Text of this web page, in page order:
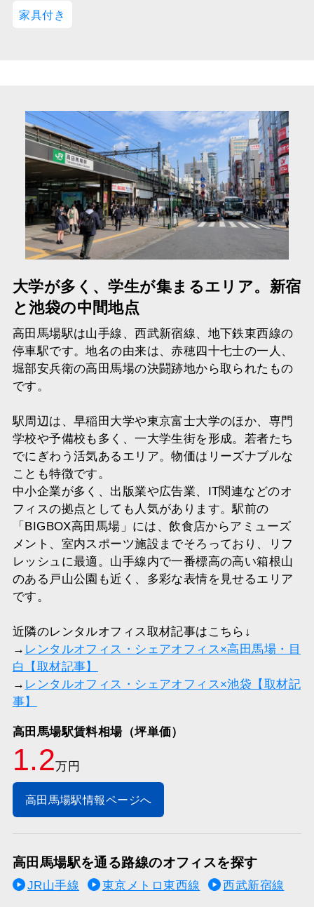
家具付き
大学が多く、学生が集まるエリア。新宿
と池袋の中間地点
高田馬場駅は山手線、西武新宿線、地下鉄東西線の
停車駅です。地名の由来は、赤穂四十七士の一人、
堀部安兵衛の高田馬場の決闘跡地から取られたもの
です。
駅周辺は、早稲田大学や東京富士大学のほか、専門
学校や予備校も多く、一大学生街を形成。若者たち
でにぎわう活気あるエリア。物価はリーズナブルな
ことも特徴です。
中小企業が多く、出版業や広告業、IT関連などのオ
フィスの拠点としても人気があります。駅前の
「BIGBOX高田馬場」には、飲食店からアミューズ
メント、室内スポーツ施設までそろっており、リフ
レッシュに最適。山手線内で一番標高の高い箱根山
のある戸山公園も近く、多彩な表情を見せるエリア
です。
近隣のレンタルオフィス取材記事はこちら↓
→ レンタルオフィス・シェアオフィス×高田馬場・目
白【取材記事】
→ レンタルオフィス・シェアオフィス×池袋【取材記
事】
高田馬場駅賃料相場（坪単価）
1.2万円
高田馬場駅情報ページへ
高田馬場駅を通る路線のオフィスを探す
JR山手線 東京メトロ東西線 西武新宿線